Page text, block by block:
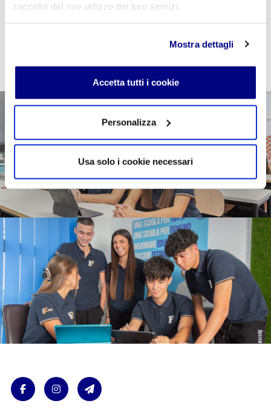
raccolto dal suo utilizzo dei loro servizi.
Mostra dettagli
Accetta tutti i cookie
Personalizza
Usa solo i cookie necessari
AGGIUNGI AL CARRELLO